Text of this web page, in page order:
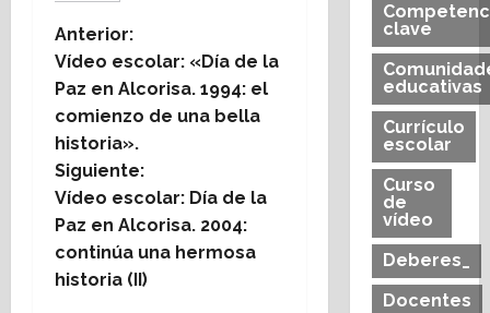
N
a
v
e
g
a
Anterior:
Vídeo escolar: «Día de la
Paz en Alcorisa. 1994: el
comienzo de una bella
historia».
Siguiente:
Vídeo escolar: Día de la
Paz en Alcorisa. 2004:
continúa una hermosa
historia (II)
clave
educativas
Currículo
escolar
Curso
de
vídeo
Deberes_
Docentes